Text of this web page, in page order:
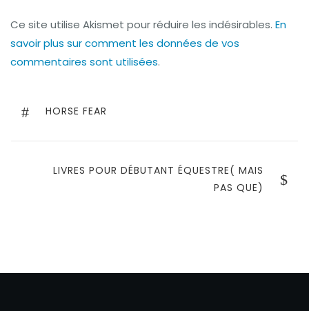
Ce site utilise Akismet pour réduire les indésirables. En
savoir plus sur comment les données de vos
commentaires sont utilisées.
de
PREVIOUS
HORSE FEAR
NEXT
LIVRES POUR DÉBUTANT ÉQUESTRE( MAIS
PAS QUE)